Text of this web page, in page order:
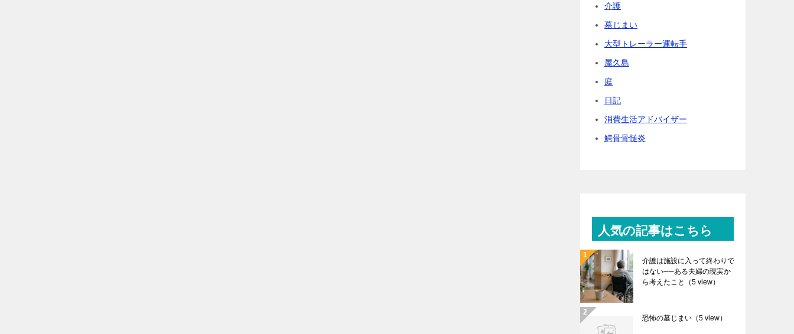
介護
墓じまい
大型トレーラー運転手
屋久島
庭
日記
消費生活アドバイザー
鰐骨骨髄炎
人気の記事はこちら
介護は施設に入って終わりで
はない──ある夫婦の現実か
ら考えたこと
（5 view）
恐怖の墓じまい （5 view）